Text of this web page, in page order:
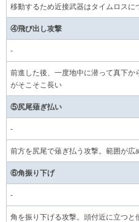
移動するため近接武器はタイムロスに
④飛び出し攻撃
-
前進した後、一度地中に潜って真下か
がそこそこ長い
⑤尻尾薙ぎ払い
-
前方を尻尾で薙ぎ払う攻撃。範囲が広
⑥角振り下げ
-
角を振り下げる攻撃。頭付近に立つと